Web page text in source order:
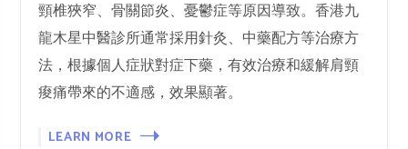
頸椎狹窄、骨關節炎、憂鬱症等原因導致。香港九
龍木星中醫診所通常採用針灸、中藥配方等治療方
法，根據個人症狀對症下藥，有效治療和緩解肩頸
痠痛帶來的不適感，效果顯著。
LEARN MORE